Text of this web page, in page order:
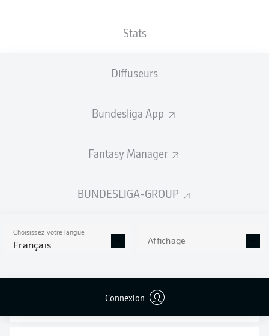
Stats
Diffuseurs
Bundesliga App
Fantasy Manager
BUNDESLIGA-GROUP
Choisissez votre langue
Français Affichage
Connexion
STATS DE LA SAISON
2026/2027
TIRS ARRÊTÉS
0